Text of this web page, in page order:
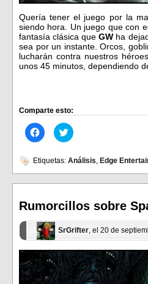
Quería tener el juego por la
siendo hora. Un juego que con
fantasía clásica queGW ha
sea por un instante. Orcos,
lucharán contra nuestros
unos 45 minutos, dependiendo
Comparte esto:
Haz
clic
en
Facebook
(Se
abre
ventana
nueva)
Haz
clic
en
(Se
abre
ventana
nueva)
Etiquetas: Análisis Edge
Rumorcillos sobre
SrGrifter, el 20 de